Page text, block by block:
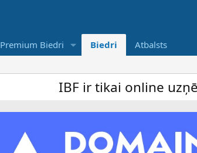
Premium Biedri Biedri Atbalsts
IBF ir tikai online